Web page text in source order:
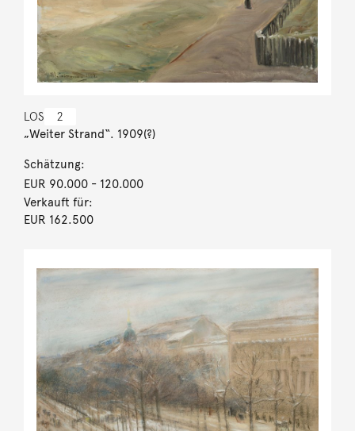
LOS 2
„Weiter Strand“. 1909(?)
Schätzung:
EUR 90.000- 120.000
Verkauft für:
EUR 162.500